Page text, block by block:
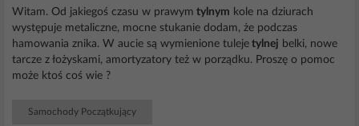
Witam. Od jakiegoś czasu w prawym tylnym kole na dziurach
występuje metaliczne, mocne stukanie dodam, że podczas
hamowania znika. W aucie są wymienione tuleje tylnej belki, nowe
tarcze z łożyskami, amortyzatory też w porządku. Proszę o pomoc
może ktoś coś wie ?
Samochody Początkujący